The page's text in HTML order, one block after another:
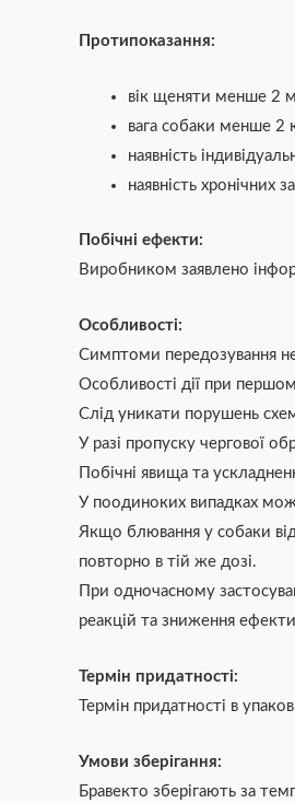
Протипоказання:
вік щеняти менше 2
вага собаки менше 2
наявність
наявність хронічних
Побічні ефекти:
Виробником заявлено
Особливості:
Симптоми передозування
Особливості дії при
Слід уникати порушень
У разі пропуску чергової
Побічні явища та
У поодиноких випадках
Якщо блювання у собаки
повторно в тій же дозі.
При одночасному
реакцій та зниження
Термін придатності:
Термін придатності в
Умови зберігання:
Бравекто зберігають за